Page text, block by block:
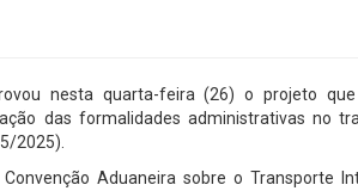
nesta quarta-feira (26) o projeto
das formalidades administrativas no
2025).
Aduaneira sobre o Transporte